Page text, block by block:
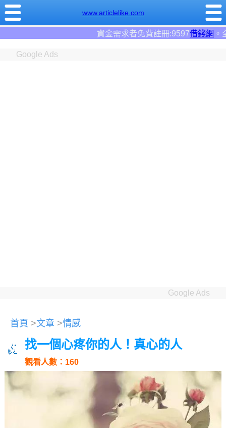
www.articlelike.com
資金需求者免費註冊:9597借錢網。全台前三大借錢網站
Google Ads
Google Ads
首頁 >文章 >情感
找一個心疼你的人！真心的人
觀看人數：160